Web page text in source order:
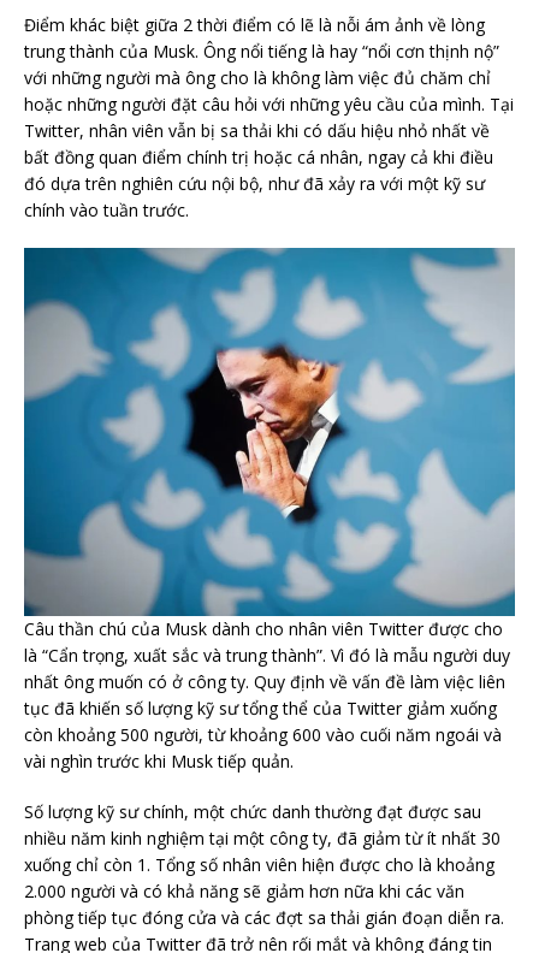
Điểm khác biệt giữa 2 thời điểm có lẽ là nỗi ám ảnh về lòng
trung thành của Musk. Ông nổi tiếng là hay “nổi cơn thịnh nộ”
với những người mà ông cho là không làm việc đủ chăm chỉ
hoặc những người đặt câu hỏi với những yêu cầu của mình. Tại
Twitter, nhân viên vẫn bị sa thải khi có dấu hiệu nhỏ nhất về
bất đồng quan điểm chính trị hoặc cá nhân, ngay cả khi điều
đó dựa trên nghiên cứu nội bộ, như đã xảy ra với một kỹ sư
chính vào tuần trước.
Câu thần chú của Musk dành cho nhân viên Twitter được cho
là “Cẩn trọng, xuất sắc và trung thành”. Vì đó là mẫu người duy
nhất ông muốn có ở công ty. Quy định về vấn đề làm việc liên
tục đã khiến số lượng kỹ sư tổng thể của Twitter giảm xuống
còn khoảng 500 người, từ khoảng 600 vào cuối năm ngoái và
vài nghìn trước khi Musk tiếp quản.
Số lượng kỹ sư chính, một chức danh thường đạt được sau
nhiều năm kinh nghiệm tại một công ty, đã giảm từ ít nhất 30
xuống chỉ còn 1. Tổng số nhân viên hiện được cho là khoảng
2.000 người và có khả năng sẽ giảm hơn nữa khi các văn
phòng tiếp tục đóng cửa và các đợt sa thải gián đoạn diễn ra.
Trang web của Twitter đã trở nên rối mắt và không đáng tin